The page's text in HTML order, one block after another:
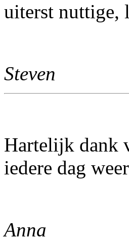
uiterst nuttige,
Steven
Hartelijk dank
iedere dag
Anna